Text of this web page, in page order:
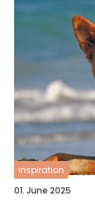
inspiration
01. June 2025